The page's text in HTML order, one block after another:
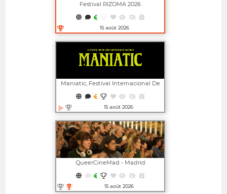
Ouvrir dans une nouvelle fenêtre
Festival RIZOMA 2026
15 août 2026
Ouvrir dans une nouvelle fenêtre
Maniatic, Festival Internacional De
15 août 2026
Ouvrir dans une nouvelle fenêtre
QueerCineMad - Madrid
15 août 2026